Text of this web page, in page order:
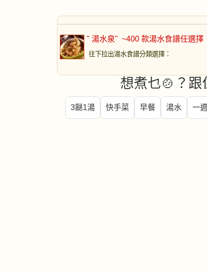
" 湯水泉" ~400 款湯水食譜任選擇
往下拉出湯水食譜分類選擇 ：
想煮乜🍲？跟
3餸1湯 快手菜 早餐 湯水 一